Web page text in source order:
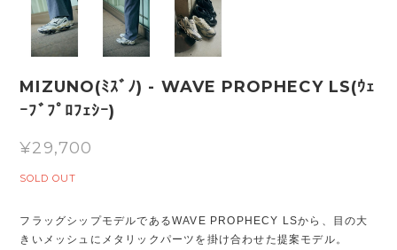
MIZUNO(ﾐｽﾞﾉ) - WAVE PROPHECY LS(ｳｪ
ｰﾌﾞﾌﾟﾛﾌｪｼｰ)
¥29,700
SOLD OUT
フラッグシップモデルであるWAVE PROPHECY LSから、目の大
きいメッシュにメタリックパーツを掛け合わせた提案モデル。